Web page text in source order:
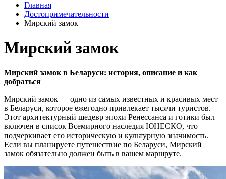
Главная
Достопримечательности
Мирский за­мок
Мирский за­мок
Мирский замок в Беларуси: история, описание и как
добраться
Мирский замок — одно из самых известных и красивых мест
в Беларуси, которое ежегодно привлекает тысячи туристов.
Этот архитектурный шедевр эпохи Ренессанса и готики был
включен в список Всемирного наследия ЮНЕСКО, что
подчеркивает его историческую и культурную значимость.
Если вы планируете путешествие по Беларуси, Мирский
замок обязательно должен быть в вашем маршруте.